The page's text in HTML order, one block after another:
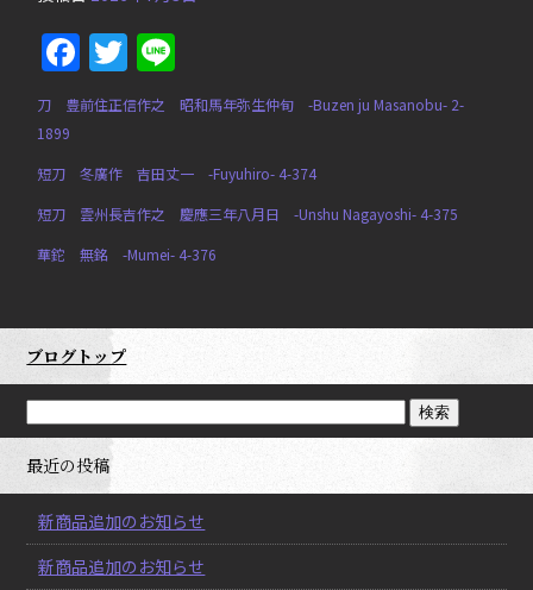
Facebook
Twitter
刀 豊前住正信作之 昭和馬年弥生仲旬 -Buzen ju Masanobu- 2-
1899
短刀 冬廣作 吉田丈一 -Fuyuhiro- 4-374
短刀 雲州長吉作之 慶應三年八月日 -Unshu Nagayoshi- 4-375
華鉈 無銘 -Mumei- 4-376
ブログトップ
最近の投稿
新商品追加のお知らせ
新商品追加のお知らせ